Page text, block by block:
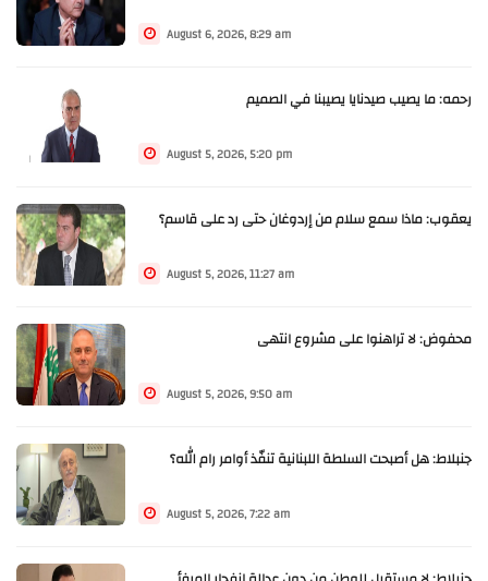
August 6, 2026, 8:29 am
رحمه: ما يصيب صيدنايا يصيبنا في الصميم
August 5, 2026, 5:20 pm
يعقوب: ماذا سمع سلام من إردوغان حتى رد على قاسم؟
August 5, 2026, 11:27 am
محفوض: لا تراهنوا على مشروع انتهى
August 5, 2026, 9:50 am
جنبلاط: هل أصبحت السلطة اللبنانية تنفّذ أوامر رام الله؟
August 5, 2026, 7:22 am